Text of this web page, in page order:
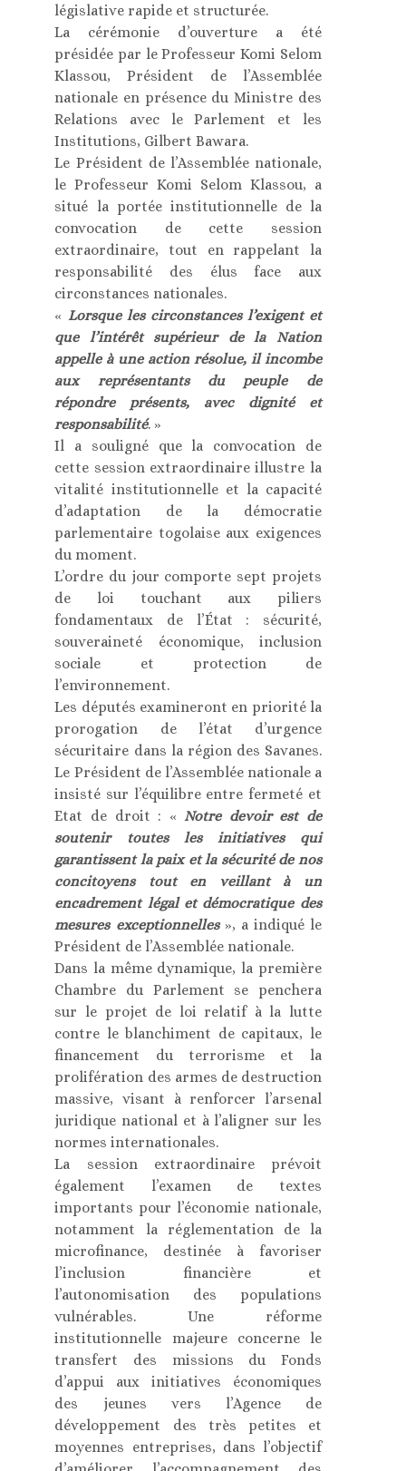
législative rapide et structurée.
La cérémonie d’ouverture a été
présidée par le Professeur Komi Selom
Klassou, Président de l’Assemblée
nationale en présence du Ministre des
Relations avec le Parlement et les
Institutions, Gilbert Bawara.
Le Président de l’Assemblée nationale,
le Professeur Komi Selom Klassou, a
situé la portée institutionnelle de la
convocation de cette session
extraordinaire, tout en rappelant la
responsabilité des élus face aux
circonstances nationales.
« Lorsque les circonstances l’exigent et
que l’intérêt supérieur de la Nation
appelle à une action résolue, il incombe
aux représentants du peuple de
répondre présents, avec dignité et
responsabilité. »
Il a souligné que la convocation de
cette session extraordinaire illustre la
vitalité institutionnelle et la capacité
d’adaptation de la démocratie
parlementaire togolaise aux exigences
du moment.
L’ordre du jour comporte sept projets
de loi touchant aux piliers
fondamentaux de l’État : sécurité,
souveraineté économique, inclusion
sociale et protection de
l’environnement.
Les députés examineront en priorité la
prorogation de l’état d’urgence
sécuritaire dans la région des Savanes.
Le Président de l’Assemblée nationale a
insisté sur l’équilibre entre fermeté et
Etat de droit : « Notre devoir est de
soutenir toutes les initiatives qui
garantissent la paix et la sécurité de nos
concitoyens tout en veillant à un
encadrement légal et démocratique des
mesures exceptionnelles », a indiqué le
Président de l’Assemblée nationale.
Dans la même dynamique, la première
Chambre du Parlement se penchera
sur le projet de loi relatif à la lutte
contre le blanchiment de capitaux, le
financement du terrorisme et la
prolifération des armes de destruction
massive, visant à renforcer l’arsenal
juridique national et à l’aligner sur les
normes internationales.
La session extraordinaire prévoit
également l’examen de textes
importants pour l’économie nationale,
notamment la réglementation de la
microfinance, destinée à favoriser
l’inclusion financière et
l’autonomisation des populations
vulnérables. Une réforme
institutionnelle majeure concerne le
transfert des missions du Fonds
d’appui aux initiatives économiques
des jeunes vers l’Agence de
développement des très petites et
moyennes entreprises, dans l’objectif